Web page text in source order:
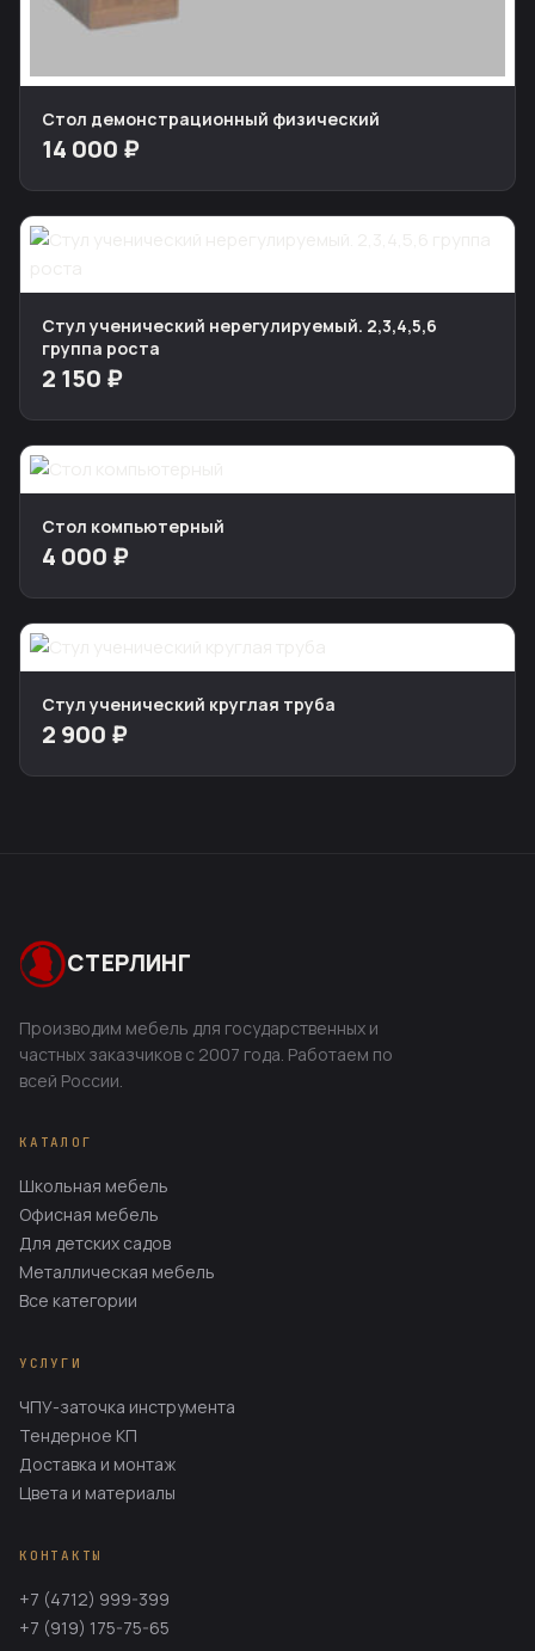
Стол демонстрационный физический
14 000 ₽
Стул ученический нерегулируемый. 2,3,4,5,6
группа роста
2 150 ₽
Стол компьютерный
4 000 ₽
Стул ученический круглая труба
2 900 ₽
СТЕРЛИНГ
Производим мебель для государственных и
частных заказчиков с 2007 года. Работаем по
всей России.
КАТАЛОГ
Школьная мебель
Офисная мебель
Для детских садов
Металлическая мебель
Все категории
УСЛУГИ
ЧПУ-заточка инструмента
Тендерное КП
Доставка и монтаж
Цвета и материалы
КОНТАКТЫ
+7 (4712) 999-399
+7 (919) 175-75-65